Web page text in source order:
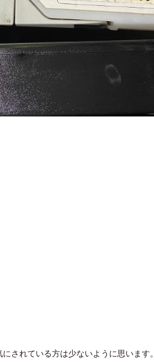
されている方は少ないように思います。